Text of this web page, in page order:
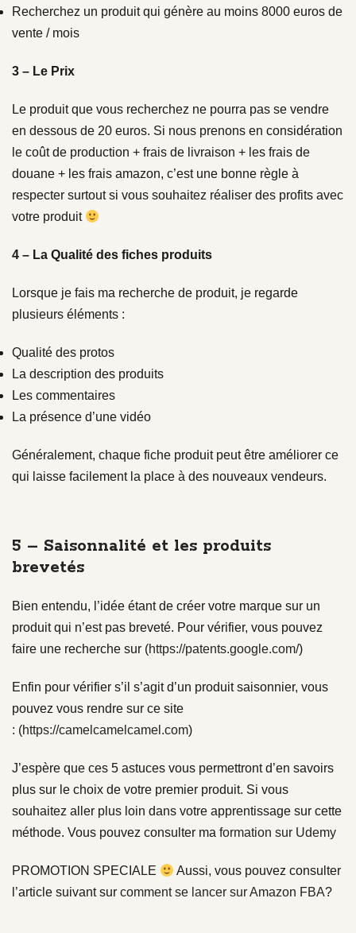
Recherchez un produit qui génère au moins 8000 euros de
vente / mois
3 – Le Prix
Le produit que vous recherchez ne pourra pas se vendre
en dessous de 20 euros. Si nous prenons en considération
le coût de production + frais de livraison + les frais de
douane + les frais amazon, c’est une bonne règle à
respecter surtout si vous souhaitez réaliser des profits avec
votre produit
4 – La Qualité des fiches produits
Lorsque je fais ma recherche de produit, je regarde
plusieurs éléments :
Qualité des protos
La description des produits
Les commentaires
La présence d’une vidéo
Généralement, chaque fiche produit peut être améliorer ce
qui laisse facilement la place à des nouveaux vendeurs.
5 – Saisonnalité et les produits
brevetés
Bien entendu, l’idée étant de créer votre marque sur un
produit qui n’est pas breveté. Pour vérifier, vous pouvez
faire une recherche sur (https://patents.google.com/)
Enfin pour vérifier s’il s’agit d’un produit saisonnier, vous
pouvez vous rendre sur ce site
: (https://camelcamelcamel.com)
J’espère que ces 5 astuces vous permettront d’en savoirs
plus sur le choix de votre premier produit. Si vous
souhaitez aller plus loin dans votre apprentissage sur cette
méthode. Vous pouvez consulter ma formation sur Udemy
PROMOTION SPECIALE
Aussi, vous pouvez consulter
l’article suivant sur comment se lancer sur Amazon FBA?